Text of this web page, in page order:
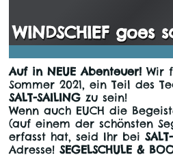
WINDSCHIEF goes
Auf in NEUE Abenteuer!Wir
Sommer 2021, ein Teil des
SALT-SAILINGzu sein!
Wenn auch EUCH die
(auf einem der schönsten
erfasst hat, seid Ihr bei
Adresse! SEGELSCHULE &